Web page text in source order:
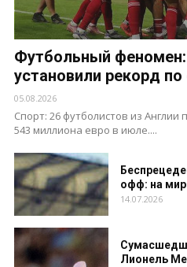
Футбольный феномен:
установили рекорд по
05.08.2026
Спорт: 26 футболистов из
543 миллиона евро в июле....
офф: на
14.07.2026
Лионель